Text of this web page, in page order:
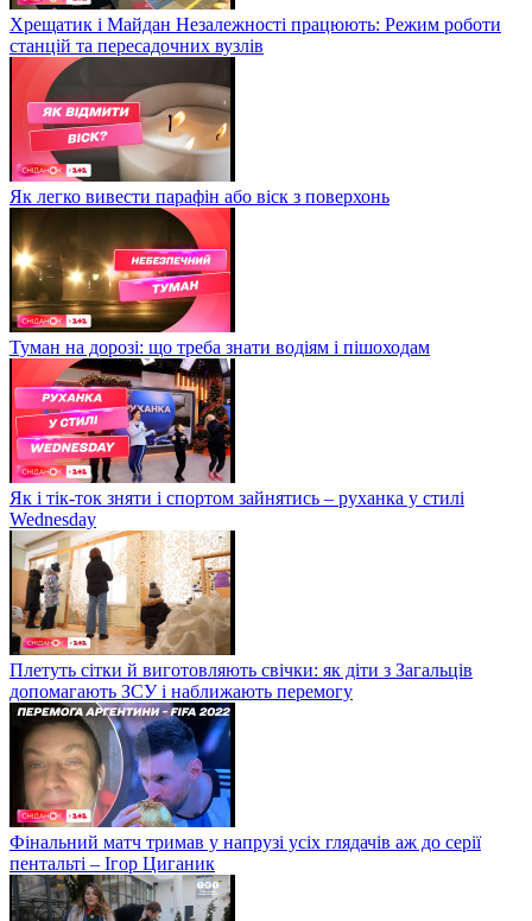
Хрещатик і Майдан Незалежності працюють: Режим роботи
станцій та пересадочних вузлів
Як легко вивести парафін або віск з поверхонь
Туман на дорозі: що треба знати водіям і пішоходам
Як і тік-ток зняти і спортом зайнятись – руханка у стилі
Wednesday
Плетуть сітки й виготовляють свічки: як діти з Загальців
допомагають ЗСУ і наближають перемогу
Фінальний матч тримав у напрузі усіх глядачів аж до серії
пентальті – Ігор Циганик